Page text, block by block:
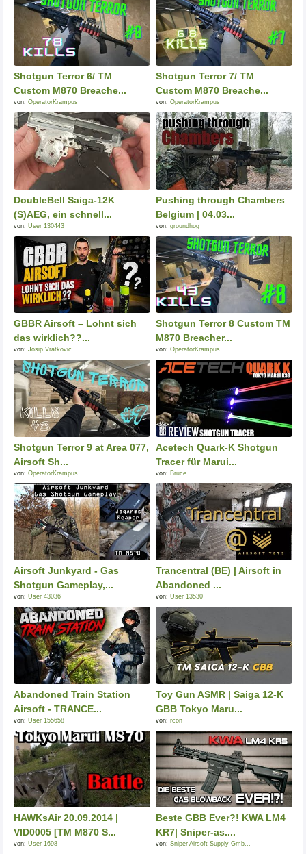
Shotgun Terror 6/ TM
Custom M870 Breache...
von: OperatorKrampus
Shotgun Terror 7/ TM
Custom M870 Breache...
von: OperatorKrampus
DoubleBell Saiga-12K
(S)AEG, ein schnell...
von: User 130443
Pushing through Chambers
Belgium | 04.03...
von: groundhog
GBBR Airsoft – Lohnt sich
das wirklich??...
von: Josip Vratkovic
Shotgun Terror 8 Custom TM
M870 Breacher...
von: OperatorKrampus
Shotgun Terror 9 at Area 077,
Airsoft Sh...
von: OperatorKrampus
Acetech Quark-K Shotgun
Tracer für Marui...
von: Bruce
Airsoft Junkyard - Gas
Shotgun Gameplay,...
von: User 43036
Trancentral (BE) | Airsoft in
Abandoned ...
von: User 13530
Abandoned Train Station
Airsoft - TRANCE...
von: User 155658
Toy Gun ASMR | Saiga 12-K
GBB Tokyo Maru...
von: rcon
HAWKsAir 20.09.2014 |
VID0005 [TM M870 S...
von: User 1698
Beste GBB Ever?! KWA LM4
KR7| Sniper-as....
von: Sniper Airsoft Supply Gmb...